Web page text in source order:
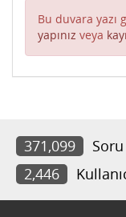
Bu duvara yazı
yapınız veya
371,099 Soru
2,446